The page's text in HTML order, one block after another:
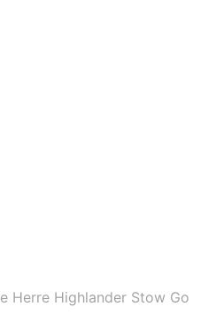
Herre Highlander Stow Go